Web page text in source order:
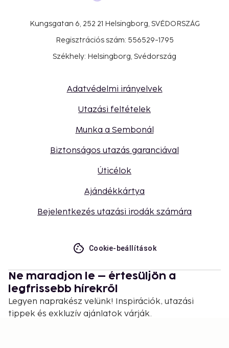
Kungsgatan 6, 252 21 Helsingborg, SVÉDORSZÁG
Regisztrációs szám: 556529-1795
Székhely: Helsingborg, Svédország
Adatvédelmi irányelvek
Utazási feltételek
Munka a Sembonál
Biztonságos utazás garanciával
Úticélok
Ajándékkártya
Bejelentkezés utazási irodák számára
Cookie-beállítások
Ne maradjon le – értesüljön a
legfrissebb hírekről
Legyen naprakész velünk! Inspirációk, utazási
tippek és exkluzív ajánlatok várják.